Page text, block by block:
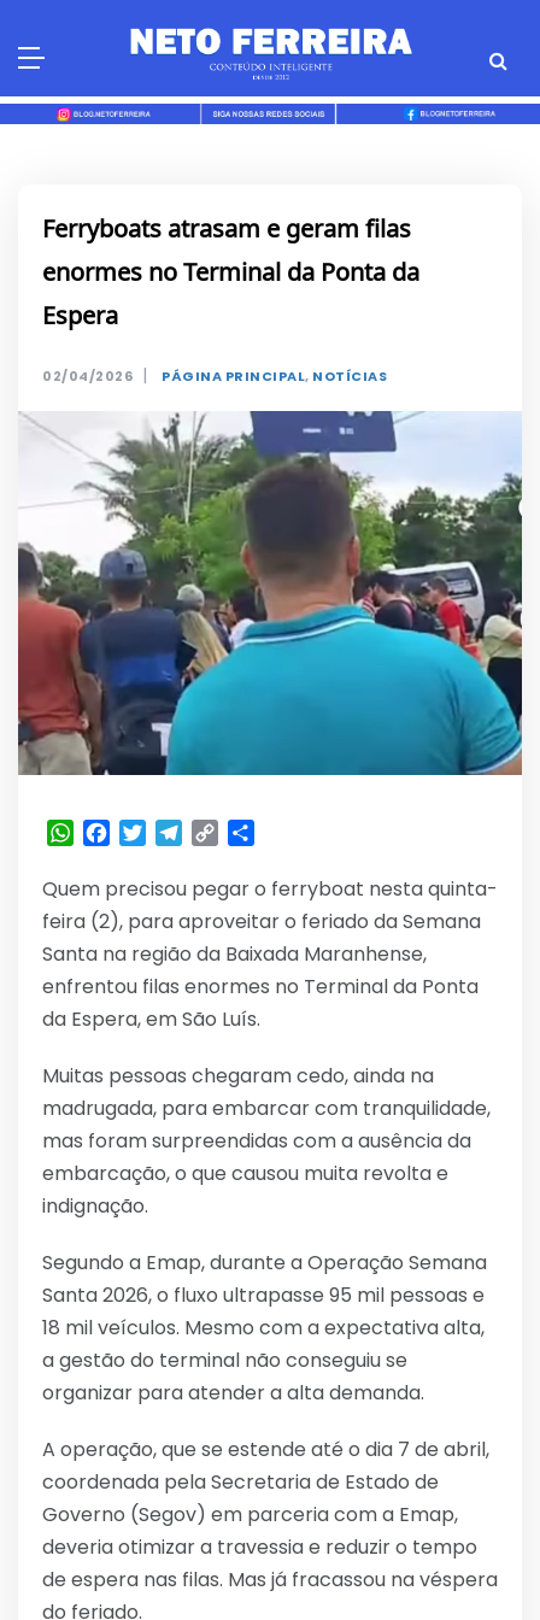
Ferryboats atrasam e geram filas
enormes no Terminal da Ponta da
Espera
02/04/2026 | PÁGINA PRINCIPAL, NOTÍCIAS
WhatsApp
Facebook
TwitterTelegram
Copy
Quem precisou pegar o ferryboat nesta quinta-
feira (2), para aproveitar o feriado da Semana
Santa na região da Baixada Maranhense,
enfrentou filas enormes no Terminal da Ponta
da Espera, em São Luís.
Muitas pessoas chegaram cedo, ainda na
madrugada, para embarcar com tranquilidade,
mas foram surpreendidas com a ausência da
embarcação, o que causou muita revolta e
indignação.
Segundo a Emap, durante a Operação Semana
Santa 2026, o fluxo ultrapasse 95 mil pessoas e
18 mil veículos. Mesmo com a expectativa alta,
a gestão do terminal não conseguiu se
organizar para atender a alta demanda.
A operação, que se estende até o dia 7 de abril,
coordenada pela Secretaria de Estado de
Governo (Segov) em parceria com a Emap,
deveria otimizar a travessia e reduzir o tempo
de espera nas filas. Mas já fracassou na véspera
do feriado.